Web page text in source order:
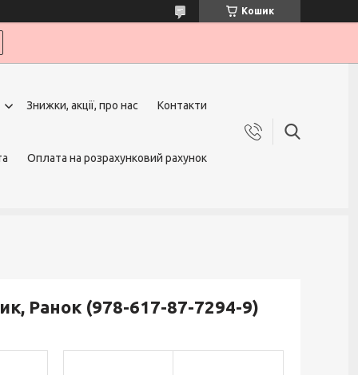
Кошик
Знижки, акції, про нас Контакти
Оплата на розрахунковий рахунок
Ранок (978-617-87-7294-9)